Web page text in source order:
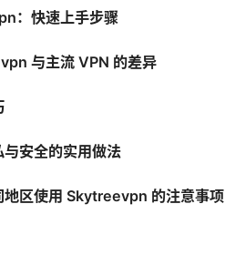
：快速上手步骤
与主流 VPN 的差异
安全的实用做法
地区使用 Skytreevpn 的注意事项